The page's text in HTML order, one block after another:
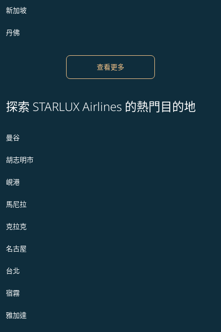
新加坡
丹佛
查看更多
探索 STARLUX Airlines 的熱門目的地
曼谷
胡志明市
峴港
馬尼拉
克拉克
名古屋
台北
宿霧
雅加達